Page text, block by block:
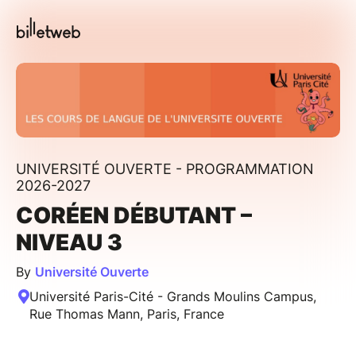
UNIVERSITÉ OUVERTE - PROGRAMMATION
2026-2027
CORÉEN DÉBUTANT –
NIVEAU 3
By Université Ouverte
Université Paris-Cité - Grands Moulins Campus,
Rue Thomas Mann, Paris, France